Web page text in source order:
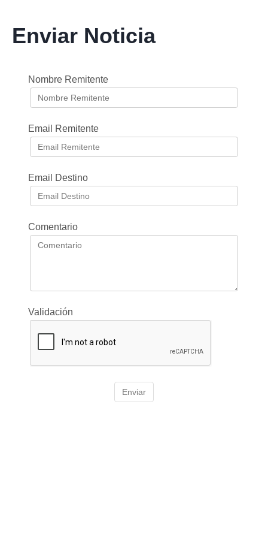
Enviar Noticia
Nombre Remitente
Email Remitente
Email Destino
Comentario
Validación